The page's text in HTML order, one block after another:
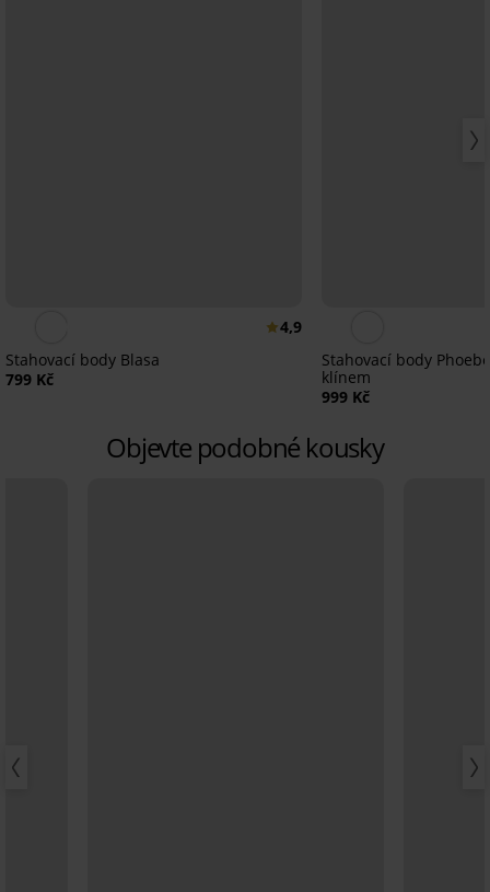
4,9
Stahovací body Blasa
799 Kč
Stahovací body
klínem
999 Kč
Objevte podobné kousky